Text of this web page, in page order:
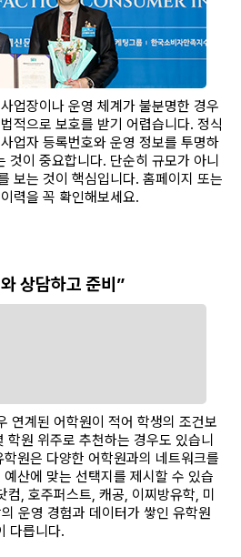
업장이나 운영 체계가 불분명한 경우
적으로 보호를 받기 어렵습니다. 정식
업자 등록번호와 운영 정보를 투명하
것이 중요합니다. 단순히 규모가 아니
보는 것이 핵심입니다. 홈페이지 또는
력을 꼭 확인해보세요.
상담하고 준비”
연계된 어학원이 적어 학생의 조건보
학원 위주로 추천하는 경우도 있습니
원은 다양한 어학원과의 네트워크를
산에 맞는 선택지를 제시할 수 있습
컴, 호주퍼스트, 캐공, 이찌방유학, 미
운영 경험과 데이터가 쌓인 유학원
다릅니다.